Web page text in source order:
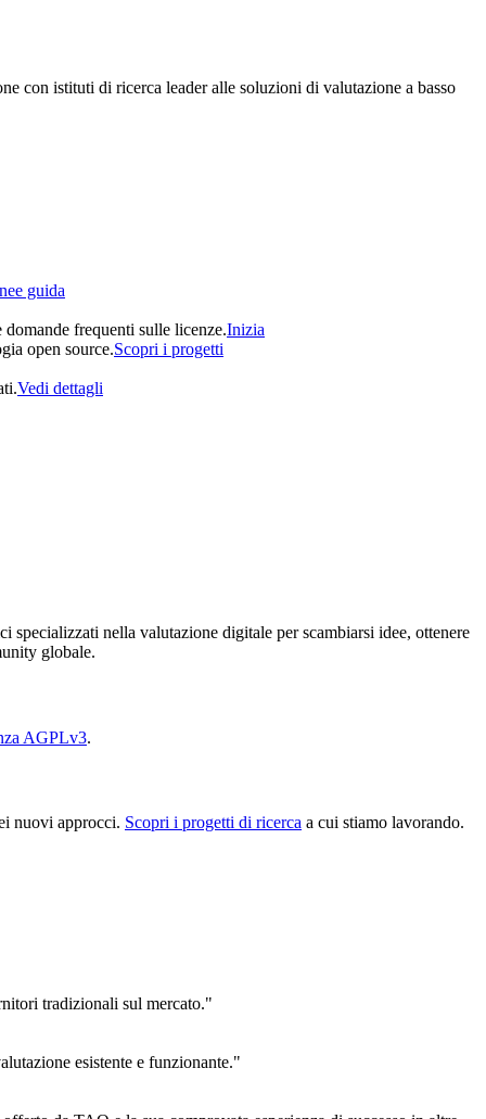
con istituti di ricerca leader alle soluzioni di valutazione a basso
guida
frequenti sulle licenze.Inizia
open source.Scopri i progetti
Vedi dettagli
nella valutazione digitale per scambiarsi idee, ottenere
globale.
AGPLv3.
nuovi approcci. Scopri i progetti di ricerca a cui stiamo lavorando.
tradizionali sul mercato."
esistente e funzionante."